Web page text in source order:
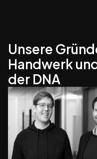
Unsere
Handwerk
der DNA